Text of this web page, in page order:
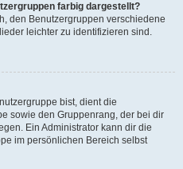
farbig dargestellt?
den Benutzergruppen verschiedene
leichter zu identifizieren sind.
bist, dient die
sowie den Gruppenrang, der bei dir
Ein Administrator kann dir die
im persönlichen Bereich selbst